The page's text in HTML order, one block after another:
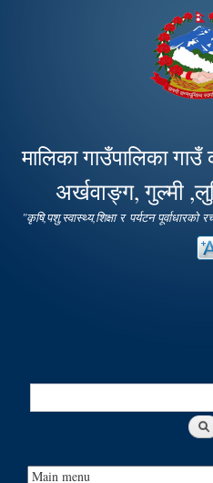
main
content
मालिका गाउँपालिका गाउँ
अर्खवाङ्ग, गुल्मी
"कृषि,पशु,स्वास्थ्य,शिक्षा र पर्यटन
Search